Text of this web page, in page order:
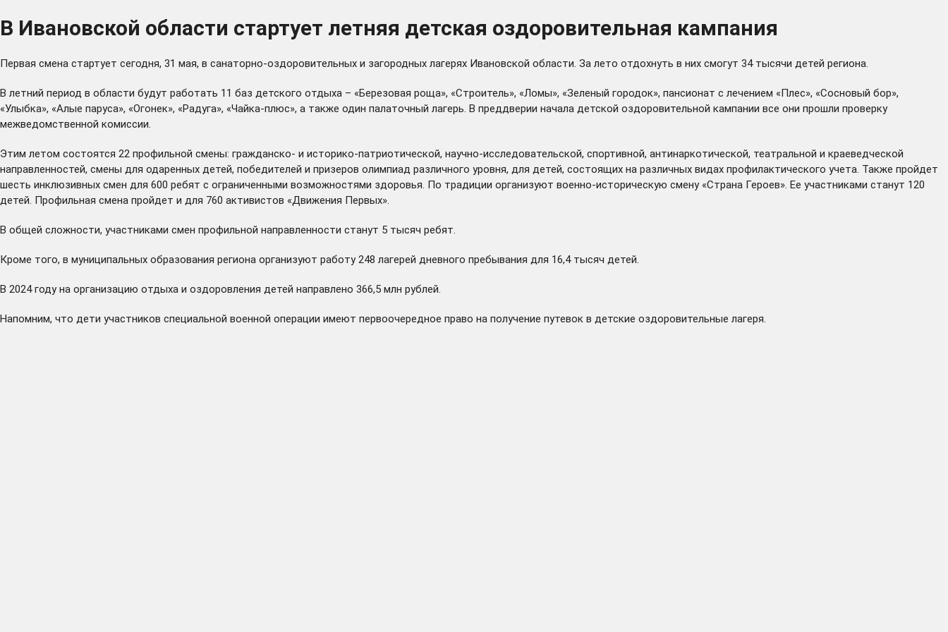
В Ивановской области стартует летняя детская оздоровительная кампания
Первая смена стартует сегодня, 31 мая, в санаторно-оздоровительных и загородных лагерях Ивановской области. За лето отдохнуть в них смогут 34 тысячи детей региона.
В летний период в области будут работать 11 баз детского отдыха – «Березовая роща», «Строитель», «Ломы», «Зеленый городок», пансионат с лечением «Плес», «Сосновый бор»,
«Улыбка», «Алые паруса», «Огонек», «Радуга», «Чайка-плюс», а также один палаточный лагерь. В преддверии начала детской оздоровительной кампании все они прошли проверку
межведомственной комиссии.
Этим летом состоятся 22 профильной смены: гражданско- и историко-патриотической, научно-исследовательской, спортивной, антинаркотической, театральной и краеведческой
направленностей, смены для одаренных детей, победителей и призеров олимпиад различного уровня, для детей, состоящих на различных видах профилактического учета. Также пройдет
шесть инклюзивных смен для 600 ребят с ограниченными возможностями здоровья. По традиции организуют военно-историческую смену «Страна Героев». Ее участниками станут 120
детей. Профильная смена пройдет и для 760 активистов «Движения Первых».
В общей сложности, участниками смен профильной направленности станут 5 тысяч ребят.
Кроме того, в муниципальных образования региона организуют работу 248 лагерей дневного пребывания для 16,4 тысяч детей.
В 2024 году на организацию отдыха и оздоровления детей направлено 366,5 млн рублей.
Напомним, что дети участников специальной военной операции имеют первоочередное право на получение путевок в детские оздоровительные лагеря.